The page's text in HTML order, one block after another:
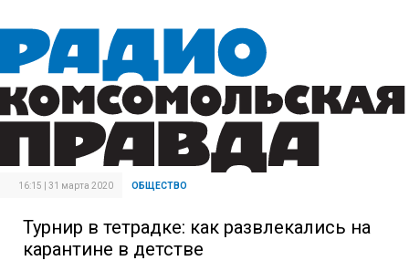
16:15 | 31 марта 2020 ОБЩЕСТВО
Турнир в тетрадке: как развлекались на
карантине в детстве